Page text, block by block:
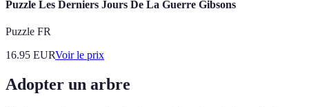
Puzzle Les Derniers Jours De La Guerre Gibsons
Puzzle FR
16.95 EURVoir le prix
Adopter un arbre